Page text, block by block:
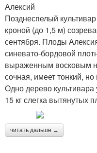
Алексий
Позднеспелый
кроной (до 1,5 м)
сентября. Плоды
синевато-бордовой
выраженным восковым
сочная, имеет тонкий,
Одно дерево
15 кг слегка вытянутых
читать дальше →